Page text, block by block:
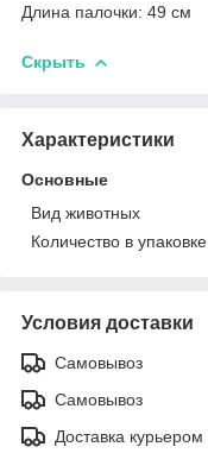
Длина палочки: 49 см
Скрыть
Характеристики
Основные
Вид животных
Количество в упаковке
Условия доставки
Самовывоз
Самовывоз
Доставка курьером